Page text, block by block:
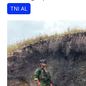
TNI AL